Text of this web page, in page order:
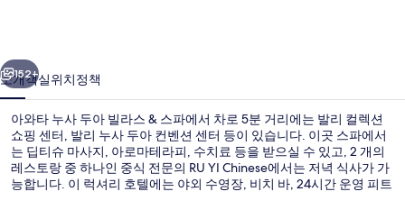
빌
라
스
&
스
다음
152+
소개객실위치정책
아와타 누사 두아 빌라스 & 스파에서 차로 5분 거리에는 발리 컬렉션
쇼핑 센터, 발리 누사 두아 컨벤션 센터 등이 있습니다. 이곳 스파에서
는 딥티슈 마사지, 아로마테라피, 수치료 등을 받으실 수 있고, 2 개의
레스토랑 중 하나인 중식 전문의 RU YI Chinese에서는 저녁 식사가 가
능합니다. 이 럭셔리 호텔에는 야외 수영장, 비치 바, 24시간 운영 피트